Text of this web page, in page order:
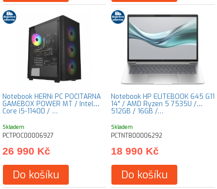
Notebook HERNí PC POČÍTÁRNA
GAMEBOX POWER MT / Intel
Core i5-11400 / …
Skladem
PCTPOC00006927
26 990 Kč
Do košíku
Notebook HP ELITEBOOK 645 G11
14" / AMD Ryzen 5 7535U /
512GB / 16GB /…
Skladem
PCTNTB00006292
18 990 Kč
Do košíku